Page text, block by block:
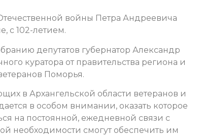
войны Петра Андреевича
с 102-летием.
депутатов губернатор Александр
куратора от правительства региона и
Поморья.
в Архангельской области ветеранов и
в особом внимании, оказать которое
на постоянной, ежедневной связи с
необходимости смогут обеспечить им